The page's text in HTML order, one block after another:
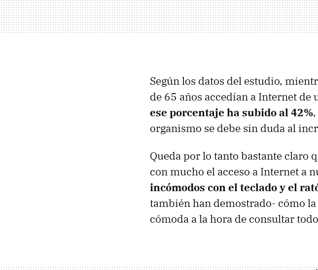
Según los datos del estudio,
de 65 años accedían a Internet
ese porcentaje ha subido al 42%
organismo se debe sin duda al
Queda por lo tanto bastante
con mucho el acceso a Internet a
incómodos con el teclado y el
también han demostrado- cómo
cómoda a la hora de consultar